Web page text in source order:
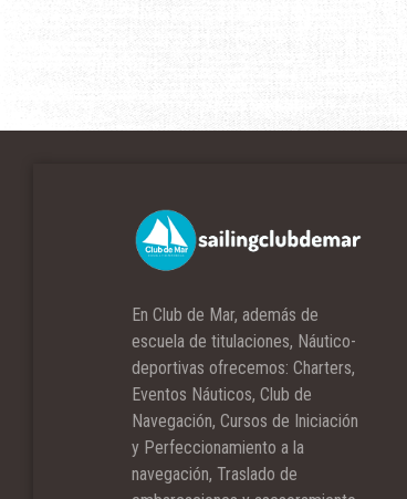
En Club de Mar, además de
escuela de titulaciones, Náutico-
deportivas ofrecemos: Charters,
Eventos Náuticos, Club de
Navegación, Cursos de Iniciación
y Perfeccionamiento a la
navegación, Traslado de